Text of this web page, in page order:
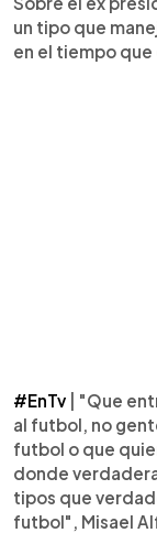
un tipo que
en el tiempo
#EnTv | "Que
al futbol, no
futbol o que
donde
tipos que
futbol", Misael